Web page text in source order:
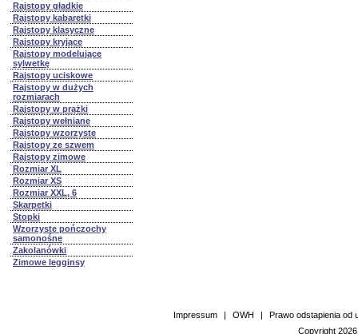
Rajstopy gładkie
Rajstopy kabaretki
Rajstopy klasyczne
Rajstopy kryjące
Rajstopy modelujące
sylwetkę
Rajstopy uciskowe
Rajstopy w dużych
rozmiarach
Rajstopy w prążki
Rajstopy wełniane
Rajstopy wzorzyste
Rajstopy ze szwem
Rajstopy zimowe
Rozmiar XL
Rozmiar XS
Rozmiar XXL, 6
Skarpetki
Stopki
Wzorzyste pończochy
samonośne
Zakolanówki
Zimowe legginsy
Impressum | OWH |
Prawo odstapienia od
Copyright